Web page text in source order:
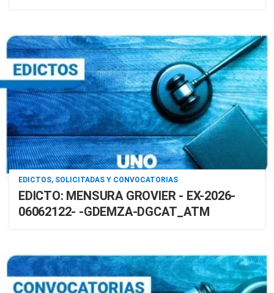
EDICTOS, SOLICITADAS Y CONVOCATORIAS
EDICTO: MENSURA GROVIER - EX-2026-
06062122- -GDEMZA-DGCAT_ATM